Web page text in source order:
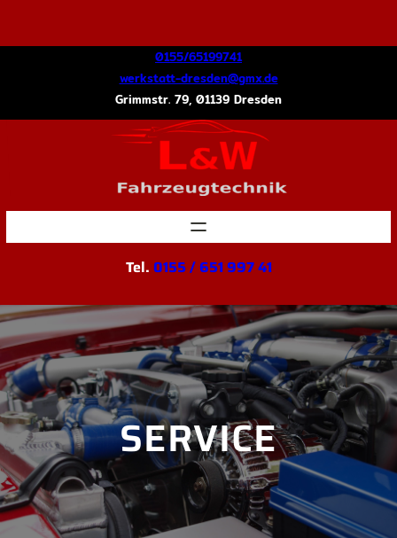
0155/65199741
ed.xmg
@nedserd-ttatskrew
Grimmstr. 79, 01139 Dresden
Tel. 0155 / 651 997 41
SERVICE